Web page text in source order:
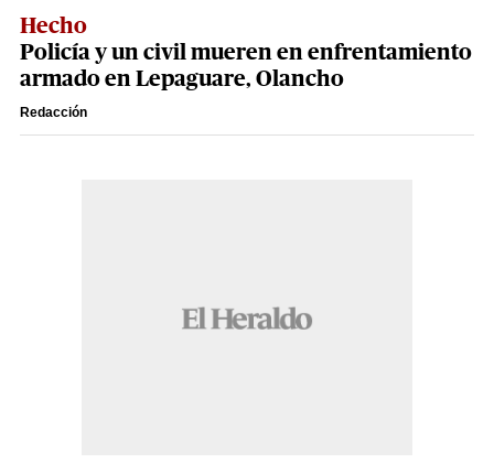
Hecho
Policía y un civil mueren en enfrentamiento
armado en Lepaguare, Olancho
Redacción